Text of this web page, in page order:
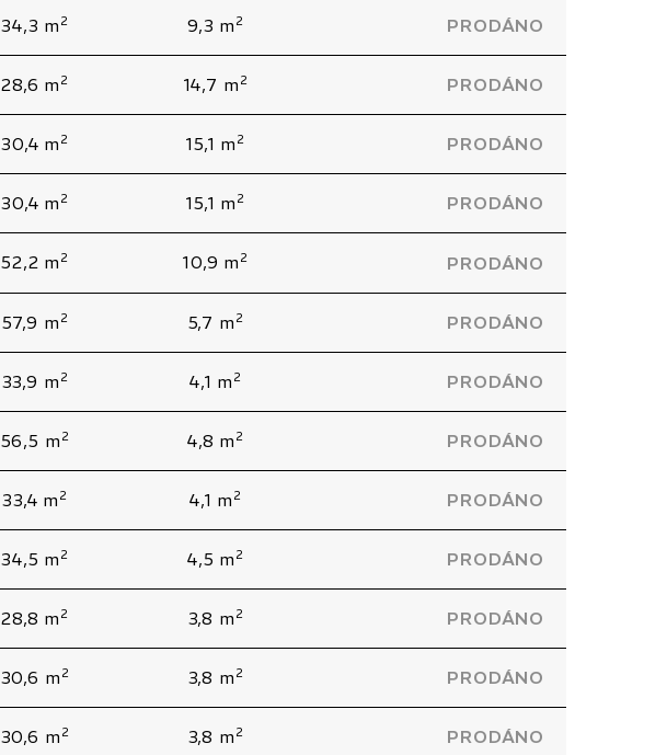
34,3 m 2 9,3 m 2 PRODÁNO
28,6 m 2 14,7 m 2 PRODÁNO
30,4 m 2 15,1 m 2 PRODÁNO
30,4 m 2 15,1 m 2 PRODÁNO
52,2 m 2 10,9 m 2 PRODÁNO
57,9 m 2 5,7 m 2 PRODÁNO
33,9 m 2 4,1 m 2 PRODÁNO
56,5 m 2 4,8 m 2 PRODÁNO
33,4 m 2 4,1 m 2 PRODÁNO
34,5 m 2 4,5 m 2 PRODÁNO
28,8 m 2 3,8 m 2 PRODÁNO
30,6 m 2 3,8 m 2 PRODÁNO
30,6 m 2 3,8 m 2 PRODÁNO